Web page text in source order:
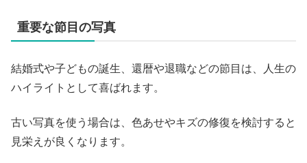
重要な節目の写真
結婚式や子どもの誕生、還暦や退職などの節目は、人生の
ハイライトとして喜ばれます。
古い写真を使う場合は、色あせやキズの修復を検討すると
見栄えが良くなります。